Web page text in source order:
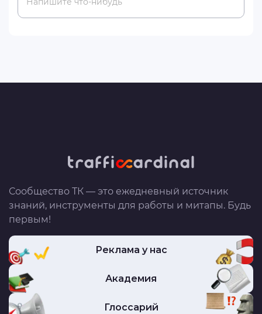
Сообщество ТК — это ежедневный источник
знаний, инструменты для работы и митапы. Будь
первым!
Реклама у нас
Академия
Глоссарий